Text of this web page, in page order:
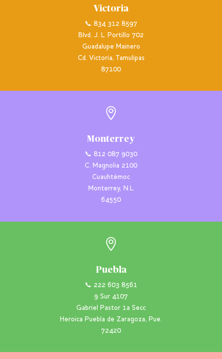
Victoria
📞 834 312 8597
Blvd. J. L. Portillo 702
Guadalupe Mainero
Cd. Victoria, Tamulipas
87100

Monterrey
📞 812 087 9030
C. Magnolia 2100
Cuauhtémoc
Monterrey, N.L.
64550

Puebla
📞 222 603 8561
9 Sur 4107
Gabriel Pastor 1a Secc
Heroica Puebla de Zaragoza, Pue.
72420